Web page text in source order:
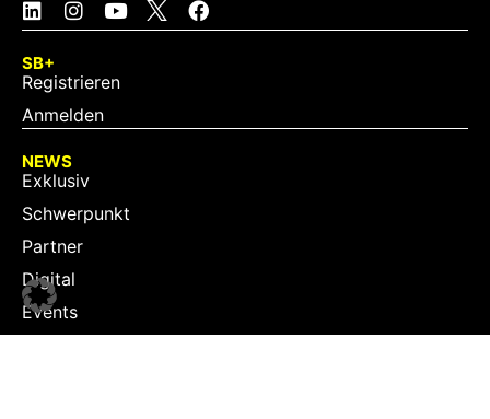
SB+
Registrieren
Anmelden
NEWS
Exklusiv
Schwerpunkt
Partner
Digital
Events